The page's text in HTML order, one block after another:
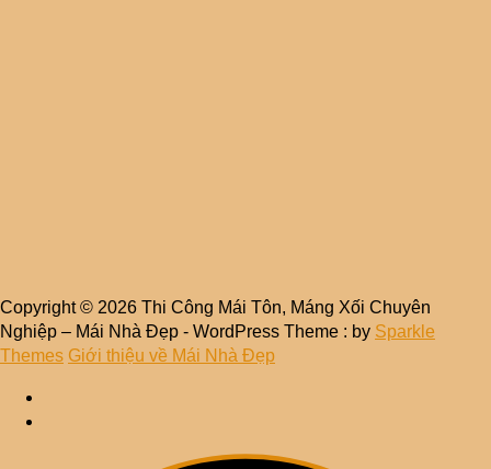
Copyright © 2026 Thi Công Mái Tôn, Máng Xối Chuyên
Nghiệp – Mái Nhà Đẹp - WordPress Theme : by Sparkle
Themes Giới thiệu về Mái Nhà Đẹp